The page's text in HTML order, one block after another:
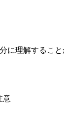
理解するこ
意